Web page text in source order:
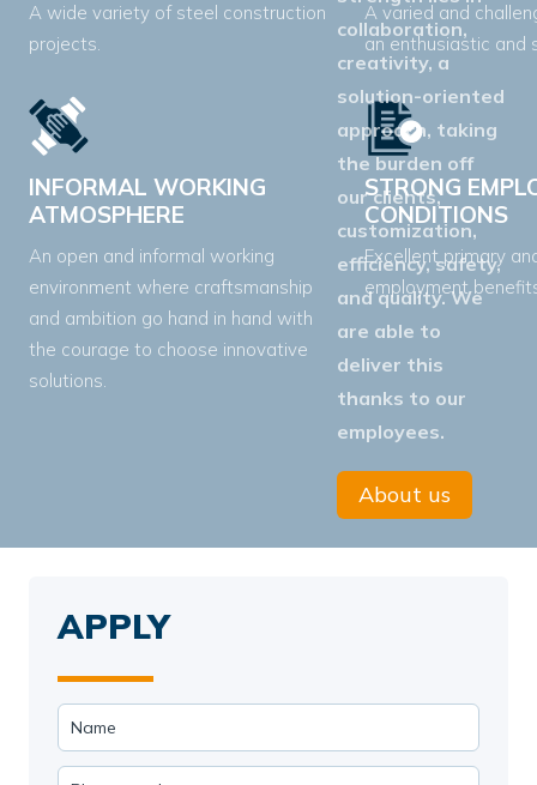
A wide variety of steel construction
projects.
A varied and
an enthusiastic and
INFORMAL WORKING
ATMOSPHERE
An open and informal working
environment where craftsmanship
and ambition go hand in hand with
the courage to choose innovative
solutions.
STRONG
CONDITIONS
Excellent primary
employment
collaboration,
creativity, a
solution-oriented
approach, taking
the burden off
our clients,
customization,
efficiency, safety,
and quality. We
are able to
deliver this
thanks to our
employees.
About us
APPLY